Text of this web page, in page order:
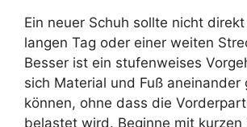
Ein neuer Schuh sollte nicht
langen Tag oder einer weiten
Besser ist ein stufenweises
sich Material und Fuß aneinander
können, ohne dass die
belastet wird. Beginne mit kurzen